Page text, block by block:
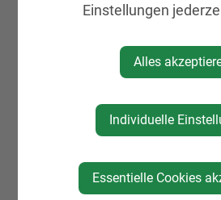
Gemeinde, Geschichte, Gebiete
Vereine & Organisationen
Mein Eintrag
Projekte & Initiativen
Einstellungen
Alles
Individuelle
Essentielle Cookies